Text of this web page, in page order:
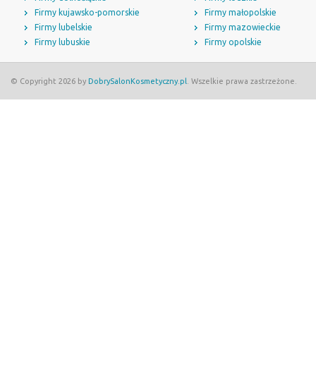
Firmy kujawsko-pomorskie
Firmy lubelskie
Firmy lubuskie
Firmy małopolskie
Firmy mazowieckie
Firmy opolskie
© Copyright 2026 by DobrySalonKosmetyczny.pl . Wszelkie prawa zastrzeżone.